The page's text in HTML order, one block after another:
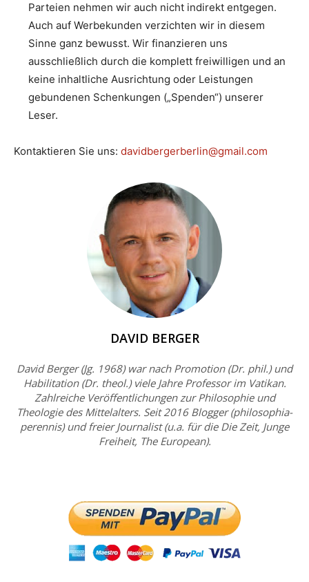
Parteien nehmen wir auch nicht indirekt entgegen.
Auch auf Werbekunden verzichten wir in diesem
Sinne ganz bewusst. Wir finanzieren uns
ausschließlich durch die komplett freiwilligen und an
keine inhaltliche Ausrichtung oder Leistungen
gebundenen Schenkungen („Spenden“) unserer
Leser.
Kontaktieren Sie uns: davidbergerberlin@gmail.com
DAVID BERGER
David Berger (Jg. 1968) war nach Promotion (Dr. phil.) und
Habilitation (Dr. theol.) viele Jahre Professor im Vatikan.
Zahlreiche Veröffentlichungen zur Philosophie und
Theologie des Mittelalters. Seit 2016 Blogger (philosophia-
perennis) und freier Journalist (u.a. für die Die Zeit, Junge
Freiheit, The European).